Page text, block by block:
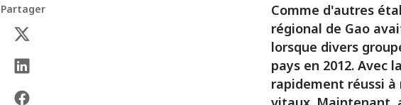
Partager
Comme d'autres
régional de Gao
lorsque divers
pays en 2012. Avec
rapidement réussi